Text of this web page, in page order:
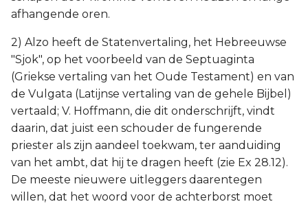
afhangende oren.
2) Alzo heeft de Statenvertaling, het Hebreeuwse
"Sjok", op het voorbeeld van de Septuaginta
(Griekse vertaling van het Oude Testament) en van
de Vulgata (Latijnse vertaling van de gehele Bijbel)
vertaald; V. Hoffmann, die dit onderschrijft, vindt
daarin, dat juist een schouder de fungerende
priester als zijn aandeel toekwam, ter aanduiding
van het ambt, dat hij te dragen heeft (zie Ex 28.12).
De meeste nieuwere uitleggers daarentegen
willen, dat het woord voor de achterborst moet